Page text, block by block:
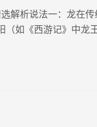
解析说法一：龙在传
（如《西游记》中龙